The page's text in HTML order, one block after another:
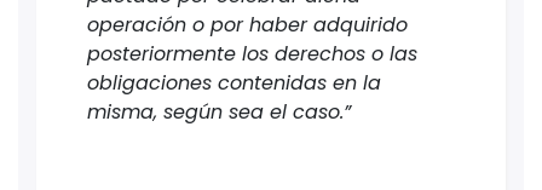
operación o por haber adquirido
posteriormente los derechos o las
obligaciones contenidas en la
misma, según sea el caso.”